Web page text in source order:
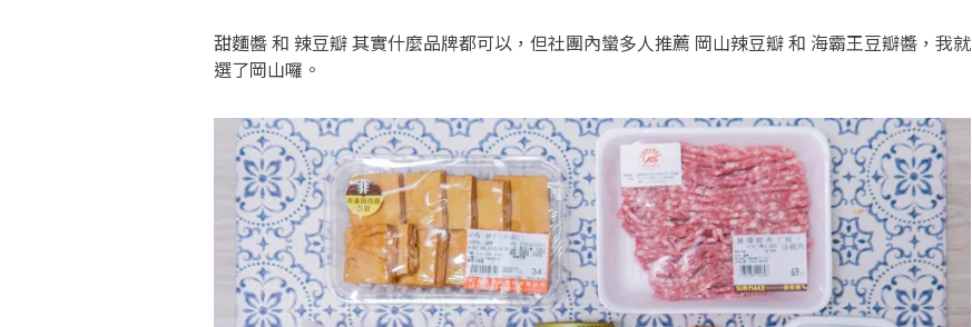
甜麵醬 和 辣豆瓣 其實什麼品牌都可以，但社團內蠻多人推薦 岡山辣豆瓣 和 海霸王豆瓣醬，我就
選了岡山囉。